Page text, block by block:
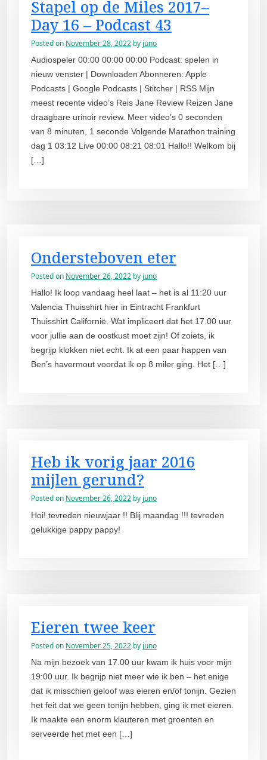
Stapel op de Miles 2017–
Day 16 – Podcast 43
Posted on November 28, 2022 by juno
Audiospeler 00:00 00:00 00:00 Podcast: spelen in
nieuw venster | Downloaden Abonneren: Apple
Podcasts | Google Podcasts | Stitcher | RSS Mijn
meest recente video’s Reis Jane Review Reizen Jane
draagbare urinoir review. Meer video’s 0 seconden
van 8 minuten, 1 seconde Volgende Marathon training
dag 1 03:12 Live 00:00 08:21 08:01 Hallo!! Welkom bij
[…]
Ondersteboven eter
Posted on November 26, 2022 by juno
Hallo! Ik loop vandaag heel laat – het is al 11:20 uur
Valencia Thuisshirt hier in Eintracht Frankfurt
Thuisshirt Californië. Wat impliceert dat het 17.00 uur
voor jullie aan de oostkust moet zijn! Of zoiets, ik
begrijp klokken niet echt. Ik at een paar happen van
Ben’s havermout voordat ik op 8 miler ging. Het […]
Heb ik vorig jaar 2016
mijlen gerund?
Posted on November 26, 2022 by juno
Hoi! tevreden nieuwjaar !! Blij maandag !!! tevreden
gelukkige pappy pappy!
Eieren twee keer
Posted on November 25, 2022 by juno
Na mijn bezoek van 17.00 uur kwam ik huis voor mijn
19:00 uur. Ik begrijp niet meer wie ik ben – het enige
dat ik misschien geloof was eieren en/of tonijn. Gezien
het feit dat we geen tonijn hebben, ging ik met eieren.
Ik maakte een enorm klauteren met groenten en
serveerde het met een […]